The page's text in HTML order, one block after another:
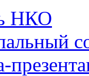
НКО